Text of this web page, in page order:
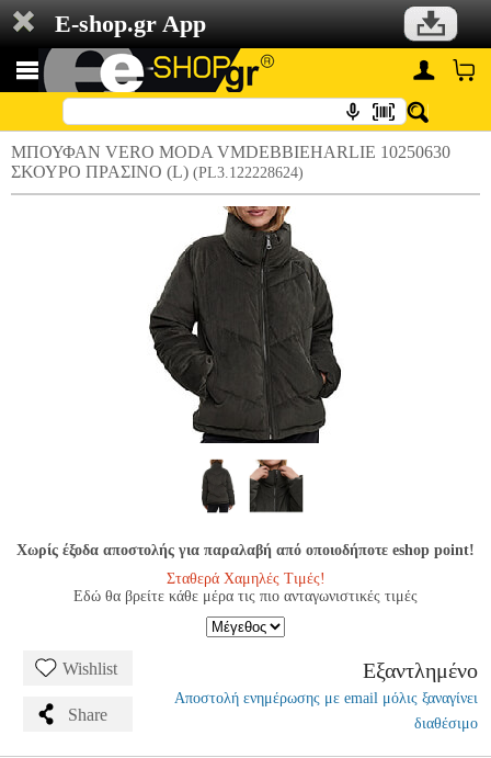
E-shop.gr App
ΜΠΟΥΦΑΝ VERO MODA VMDEBBIEHARLIE 10250630
ΣΚΟΥΡΟ ΠΡΑΣΙΝΟ (L) (PL3.122228624)
Χωρίς έξοδα αποστολής για παραλαβή από οποιοδήποτε eshop point!
Σταθερά Χαμηλές Τιμές!
Εδώ θα βρείτε κάθε μέρα τις πιο ανταγωνιστικές τιμές
Wishlist
Share
Εξαντλημένο
Αποστολή ενημέρωσης με email μόλις ξαναγίνει
διαθέσιμο